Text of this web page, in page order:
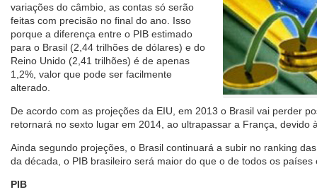
variações do câmbio, as contas só serão
feitas com precisão no final do ano. Isso
porque a diferença entre o PIB estimado
para o Brasil (2,44 trilhões de dólares) e do
Reino Unido (2,41 trilhões) é de apenas
1,2%, valor que pode ser facilmente
alterado.
De acordo com as projeções da EIU, em 2013 o Brasil vai perder
retornará no sexto lugar em 2014, ao ultrapassar a França, devido
Ainda segundo projeções, o Brasil continuará a subir no ranking
da década, o PIB brasileiro será maior do que o de todos os países
PIB